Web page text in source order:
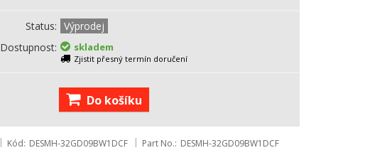
Status
Výprodej
Dostupnost
skladem
Zjistit přesný termín doručení
Do košíku
Kód DESMH-32GD09BW1DCF Part No. DESMH-32GD09BW1DCF